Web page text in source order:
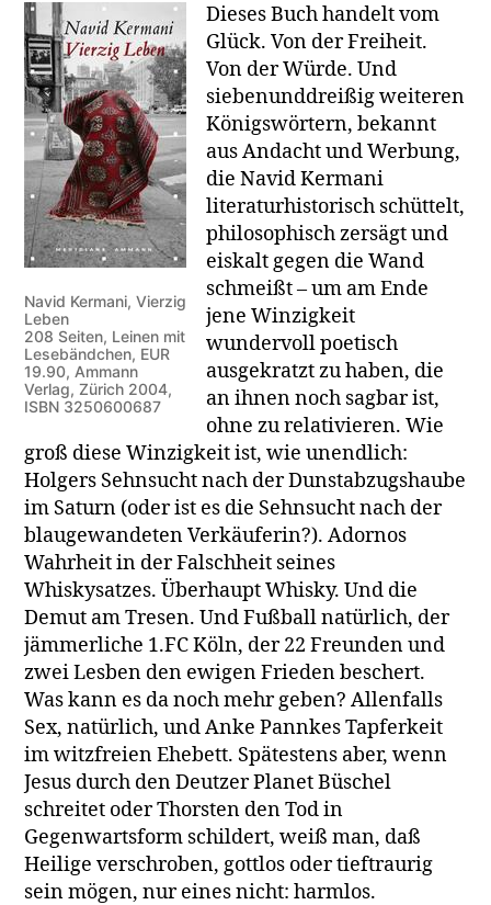
Navid Kermani, Vierzig
Leben
208 Seiten, Leinen mit
Lesebändchen, EUR
19.90, Ammann
Verlag, Zürich 2004,
ISBN 3250600687
Dieses Buch handelt vom
Glück. Von der Freiheit.
Von der Würde. Und
siebenunddreißig weiteren
Königswörtern, bekannt
aus Andacht und Werbung,
die Navid Kermani
literaturhistorisch schüttelt,
philosophisch zersägt und
eiskalt gegen die Wand
schmeißt – um am Ende
jene Winzigkeit
wundervoll poetisch
ausgekratzt zu haben, die
an ihnen noch sagbar ist,
ohne zu relativieren. Wie
groß diese Winzigkeit ist, wie unendlich:
Holgers Sehnsucht nach der Dunstabzugshaube
im Saturn (oder ist es die Sehnsucht nach der
blaugewandeten Verkäuferin?). Adornos
Wahrheit in der Falschheit seines
Whiskysatzes. Überhaupt Whisky. Und die
Demut am Tresen. Und Fußball natürlich, der
jämmerliche 1.FC Köln, der 22 Freunden und
zwei Lesben den ewigen Frieden beschert.
Was kann es da noch mehr geben? Allenfalls
Sex, natürlich, und Anke Pannkes Tapferkeit
im witzfreien Ehebett. Spätestens aber, wenn
Jesus durch den Deutzer Planet Büschel
schreitet oder Thorsten den Tod in
Gegenwartsform schildert, weiß man, daß
Heilige verschroben, gottlos oder tieftraurig
sein mögen, nur eines nicht: harmlos.